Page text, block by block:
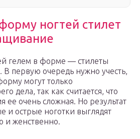
ногтей стилет
гелем в форме — стилеты
первую очередь нужно учесть,
могут только
дела, так как считается, что
ее очень сложная. Но результат
и острые ноготки выглядят
и женственно.